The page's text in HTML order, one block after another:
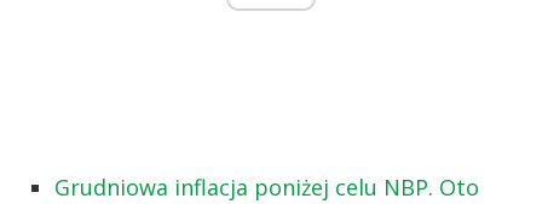
Grudniowa inflacja poniżej celu NBP. Oto